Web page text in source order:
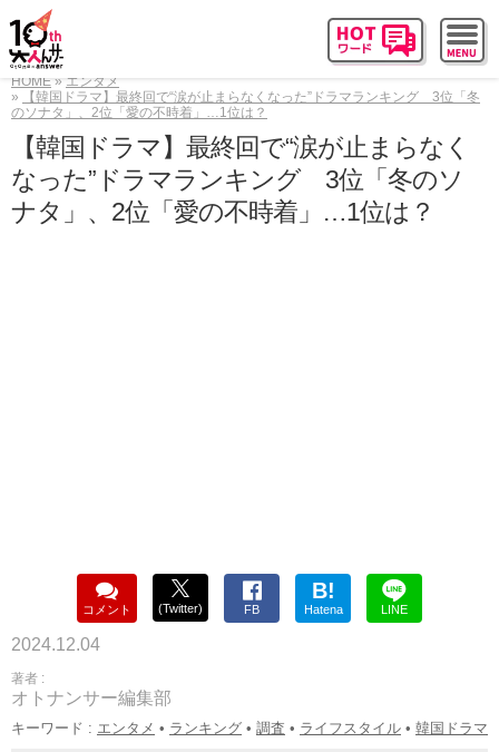
HOME
エンタメ
【韓国ドラマ】最終回で“涙が止まらなくなった”ドラマランキング 3位「冬
のソナタ」、2位「愛の不時着」…1位は？
【韓国ドラマ】最終回で“涙が止まらなく
なった”ドラマランキング 3位「冬のソ
ナタ」、2位「愛の不時着」…1位は？
コメント (Twitter) FB
B!
Hatena LINE
2024.12.04
著者 :
オトナンサー編集部
キーワード : エンタメ • ランキング • 調査 • ライフスタイル • 韓国ドラマ